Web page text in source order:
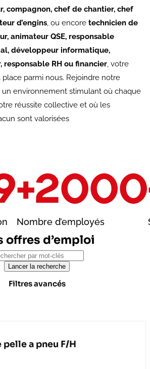
compagnon, chef de chantier, chef
d’engins, ou encore technicien de
animateur QSE, responsable
développeur informatique,
responsable RH ou financier, votre
parmi nous. Rejoindre notre
un environnement stimulant où chaque
réussite collective et où les
sont valorisées
+2000
Nombre d’employés
offres d’emploi
Filtres avancés
pelle a pneu F/H